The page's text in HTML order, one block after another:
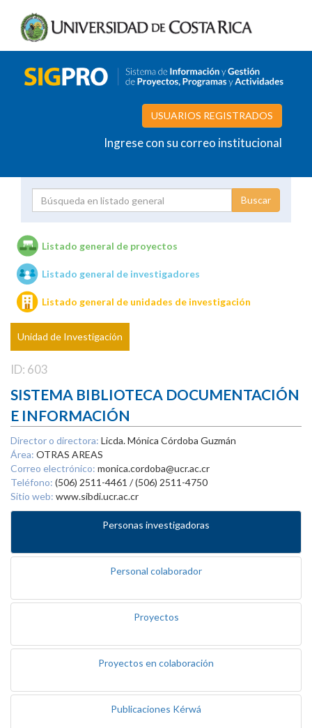
USUARIOS REGISTRADOS
Ingrese con su correo institucional
Unidades de investigación
Listado general de proyectos
Listado general de investigadores
Listado general de unidades de investigación
Unidad de Investigación
ID: 603
SISTEMA BIBLIOTECA DOCUMENTACIÓN
E INFORMACIÓN
Director o directora: Licda. Mónica Córdoba Guzmán
Área: OTRAS AREAS
Correo electrónico: monica.cordoba@ucr.ac.cr
Teléfono: (506) 2511-4461 / (506) 2511-4750
Sitio web: www.sibdi.ucr.ac.cr
Personas investigadoras
Personal colaborador
Proyectos
Proyectos en colaboración
Publicaciones Kérwá